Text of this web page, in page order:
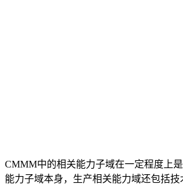
CMMM中的相关能力子域在一定程度上
能力子域本身，生产相关能力域还包括技